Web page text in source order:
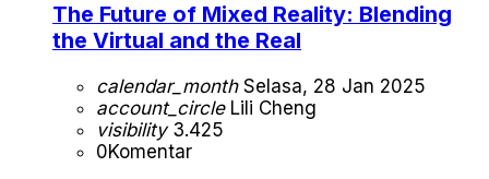
The Future of Mixed Reality: Blending
the Virtual and the Real
calendar_monthSelasa, 28 Jan 2025
account_circleLili Cheng
visibility3.425
0Komentar